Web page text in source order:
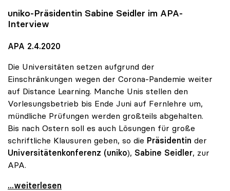
uniko-Präsidentin Sabine Seidler im APA-
Interview
APA 2.4.2020
Die Universitäten setzen aufgrund der
Einschränkungen wegen der Corona-Pandemie weiter
auf Distance Learning. Manche Unis stellen den
Vorlesungsbetrieb bis Ende Juni auf Fernlehre um,
mündliche Prüfungen werden großteils abgehalten.
Bis nach Ostern soll es auch Lösungen für große
schriftliche Klausuren geben, so die Präsidentin der
Universitätenkonferenz (uniko), Sabine Seidler, zur
APA.
Universitäten setzen weiter auf Distance Learning
...weiterlesen